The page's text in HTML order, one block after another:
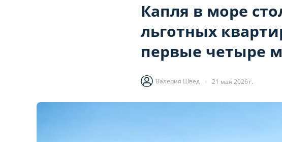
Капля в море
льготных
первые четыре
Валерия Швед 21 мая 2026 г.